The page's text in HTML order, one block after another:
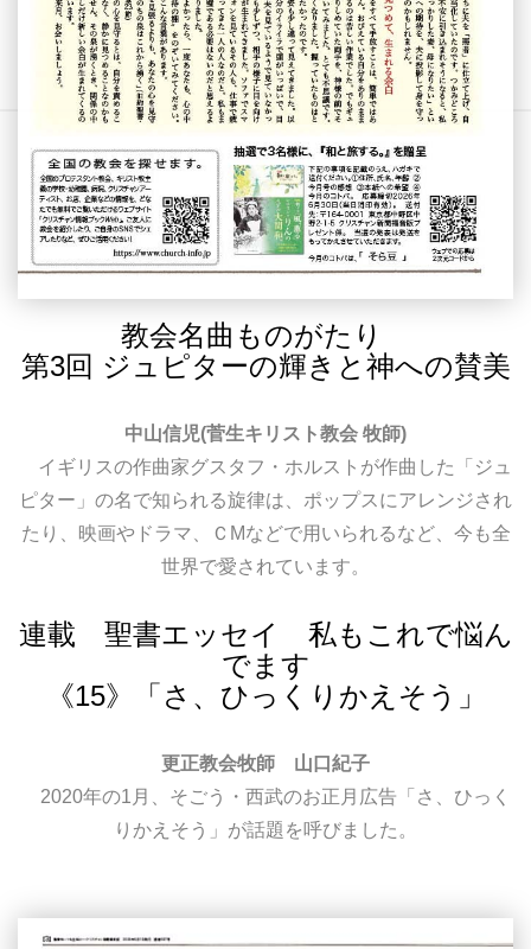
教会名曲ものがたり
第3回 ジュピターの輝きと神への賛美
中山信児(菅生キリスト教会 牧師)
イギリスの作曲家グスタフ・ホルストが作曲した「ジュ
ピター」の名で知られる旋律は、ポップスにアレンジされ
たり、映画やドラマ、ＣМなどで用いられるなど、今も全
世界で愛されています。
連載 聖書エッセイ 私もこれで悩ん
でます
《15》「さ、ひっくりかえそう」
更正教会牧師 山口紀子
2020年の1月、そごう・西武のお正月広告「さ、ひっく
りかえそう」が話題を呼びました。